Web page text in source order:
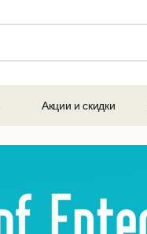
Акции и скидки